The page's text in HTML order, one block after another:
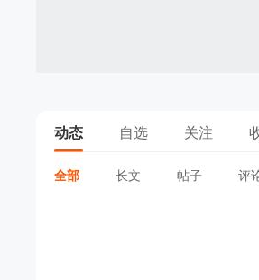
动态 自选 关注
全部 长文 帖子 评